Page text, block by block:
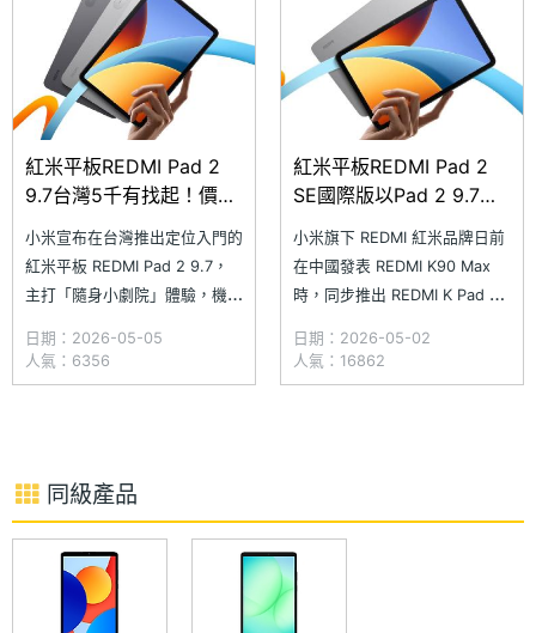
紅米平板REDMI Pad 2
9.7台灣5千有找起！價格
與首銷優惠一次看
小米宣布在台灣推出定位入門的
紅米平板 REDMI Pad 2 9.7，
主打「隨身小劇院」體驗，機身
9.7 吋 120Hz 大螢幕， 內建高
通 Snapdragon 6s 4G Gen 2
日期：2026-05-05
人氣：6356
紅米平板REDMI Pad 2
SE國際版以Pad 2 9.7型
號在海外開賣
小米旗下 REDMI 紅米品牌日前
在中國發表 REDMI K90 Max
時，同步推出 REDMI K Pad 2
腦新品。近日，REDMI Pad 2
SE 以 REDMI Pad 2 9.7 型號在
日期：2026-05-02
人氣：16862
同級產品